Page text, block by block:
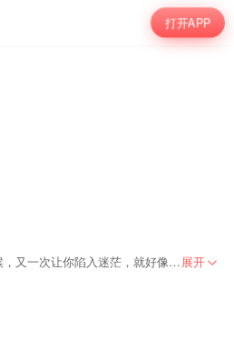
打开APP
民间鬼狐精怪传说，伴你每个不眠夜！ 这里的故事层出不穷，这里的奇闻神秘诡异 高质量的鬼故事，开始像一片平静的湖水，隐约透露着不安，却又毫无破绽，就在你好像看到真相的时候，又一次让你陷入迷茫，就好像......是什么在一步步引导你走入画好的圈套中...... 主播精心准备了超全类型民间鬼故事，多年探索着东北民间广为流传的灵异事件，在这午夜十分，为大家娓娓道来......氛围演绎直击内心，刺激不断，让人细思极恐，不寒而栗。 月黑风高夜 ，悬疑鬼怪季，一桩桩诡异的事件正在发生......走进东北灵异世界，每晚一个不同的奇闻异事伴你入夜，给你带来全新的震撼刺激，体验别样人生。展开